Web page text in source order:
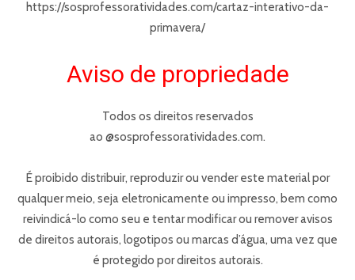
https://sosprofessoratividades.com/cartaz-interativo-da-
primavera/
Aviso de propriedade
Todos os direitos reservados
ao @sosprofessoratividades.com.
É proibido distribuir, reproduzir ou vender este material por
qualquer meio, seja eletronicamente ou impresso, bem como
reivindicá-lo como seu e tentar modificar ou remover avisos
de direitos autorais, logotipos ou marcas d’água, uma vez que
é protegido por direitos autorais.